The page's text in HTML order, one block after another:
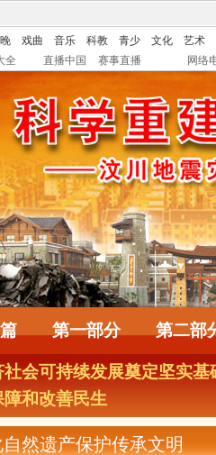
戏曲 音乐 科教 青少 文化
艺术
全 直播中国 赛事直播 网络
第一部分 第二部
会可持续发展奠定坚实基
和改善民生
然遗产保护传承文明